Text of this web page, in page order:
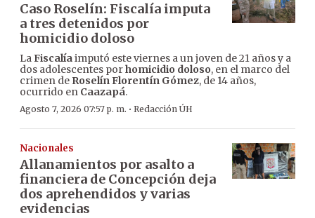
Caso Roselín: Fiscalía imputa
a tres detenidos por
homicidio doloso
LaFiscalíaimputó este viernes a un joven de 21 años y a
dos adolescentes porhomicidio doloso, en el marco del
crimen de Roselín Florentín Gómez, de 14 años,
ocurrido en Caazapá.
Agosto 7, 2026 07:57 p. m. · Redacción ÚH
Nacionales
Allanamientos por asalto a
financiera de Concepción deja
dos aprehendidos y varias
evidencias